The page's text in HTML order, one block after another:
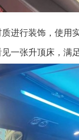
进行装饰，使用
一张升顶床，满